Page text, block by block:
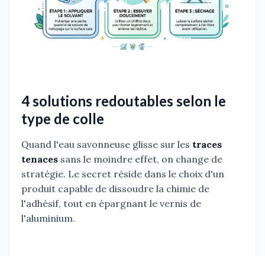
4 solutions redoutables selon le
type de colle
Quand l'eau savonneuse glisse sur les traces
tenaces sans le moindre effet, on change de
stratégie. Le secret réside dans le choix d'un
produit capable de dissoudre la chimie de
l'adhésif, tout en épargnant le vernis de
l'aluminium.